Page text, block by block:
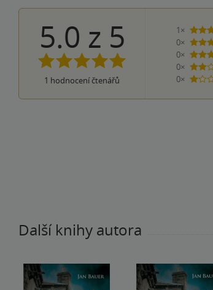
5.0 z 5
1 hodnocení čtenářů
1×
0×
0×
0×
2
0×
1
Další knihy autora